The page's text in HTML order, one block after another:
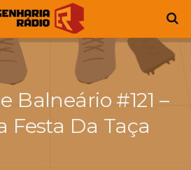
Balneário #121 –
Festa Da Taça